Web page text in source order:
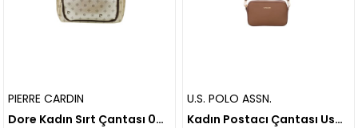
PIERRE CARDIN
Dore Kadın Sırt Çantası 05pc24k851
U.S. POLO ASSN.
Kadın Postacı Çantası Us24625